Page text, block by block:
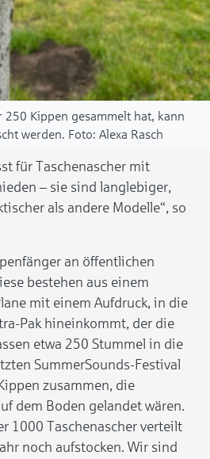
Kippen gesammelt hat, kann
werden.
Alexa Rasch
für Taschenascher mit
– sie sind langlebiger,
als andere Modelle“, so
an öffentlichen
bestehen aus einem
mit einem Aufdruck, in die
Pak hineinkommt, der die
etwa 250 Stummel in die
SummerSounds-Festival
zusammen, die
dem Boden gelandet wären.
1000 Taschenascher verteilt
noch aufstocken. Wir sind